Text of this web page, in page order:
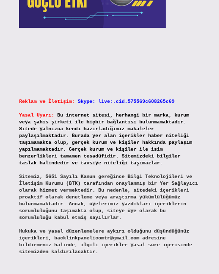
Reklam ve İletişim: Skype: live:.cid.575569c608265c69
Yasal Uyarı:
Bu internet sitesi, herhangi bir marka, kurum
veya şahıs şirketi ile hiçbir bağlantısı bulunmamaktadır.
Sitede yalnızca kendi hazırladığımız makaleler
paylaşılmaktadır. Burada yer alan içerikler haber niteliği
taşımamakta olup, gerçek kurum ve kişiler hakkında paylaşım
yapılmamaktadır. Gerçek kurum ve kişiler ile isim
benzerlikleri tamamen tesadüfidir. Sitemizdeki bilgiler
taslak halindedir ve tavsiye niteliği taşımazlar.
Sitemiz, 5651 Sayılı Kanun gereğince Bilgi Teknolojileri ve
İletişim Kurumu (BTK) tarafından onaylanmış bir Yer Sağlayıcı
olarak hizmet vermektedir. Bu nedenle, sitedeki içerikleri
proaktif olarak denetleme veya araştırma yükümlülüğümüz
bulunmamaktadır. Ancak, üyelerimiz yazdıkları içeriklerin
sorumluluğunu taşımakta olup, siteye üye olarak bu
sorumluluğu kabul etmiş sayılırlar.
Hukuka ve yasal düzenlemelere aykırı olduğunu düşündüğünüz
içerikleri,
backlinkpanelicomtr@gmail.comadresine
bildirmeniz halinde, ilgili içerikler yasal süre içerisinde
sitemizden kaldırılacaktır.